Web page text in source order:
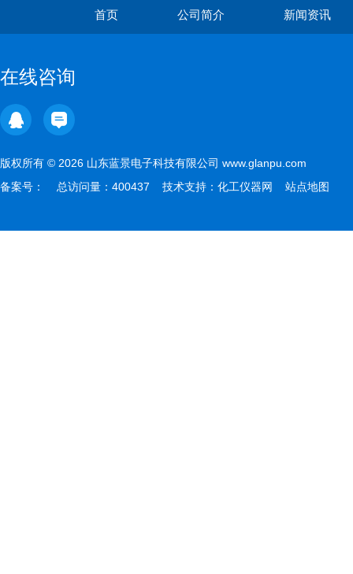
首页 公司简介 新闻资讯
在线咨询
版权所有 © 2026 山东蓝景电子科技有限公司 www.glanpu.com
备案号：
总访问量：400437 技术支持： 化工仪器网 站点地图